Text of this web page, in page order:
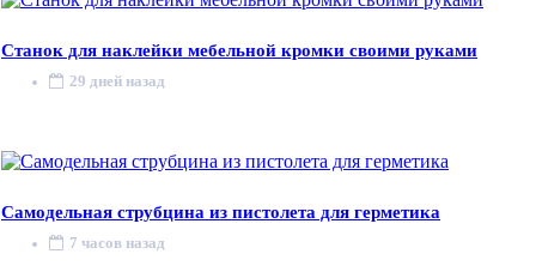
Станок для наклейки мебельной кромки своими руками
29 дней назад
Самодельная струбцина из пистолета для герметика
7 часов назад